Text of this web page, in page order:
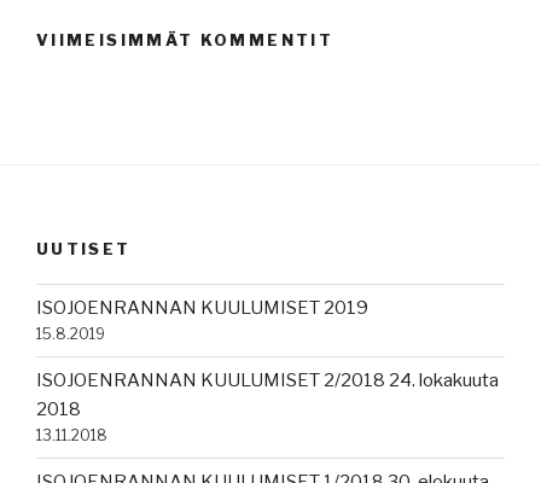
VIIMEISIMMÄT KOMMENTIT
UUTISET
ISOJOENRANNAN KUULUMISET 2019
15.8.2019
ISOJOENRANNAN KUULUMISET 2/2018 24. lokakuuta
2018
13.11.2018